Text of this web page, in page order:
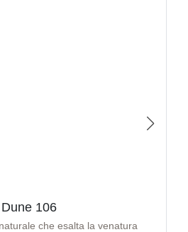
Dune 106
che esalta la venatura